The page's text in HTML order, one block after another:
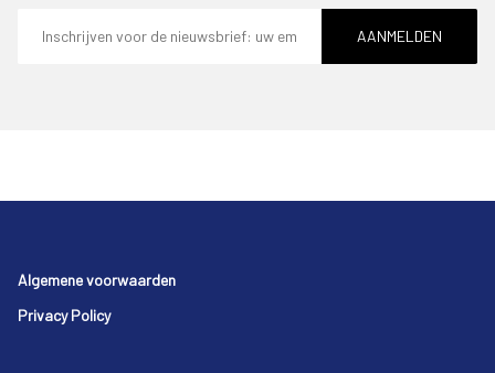
mailadres
AANMELDEN
Footer
Algemene voorwaarden
Privacy Policy